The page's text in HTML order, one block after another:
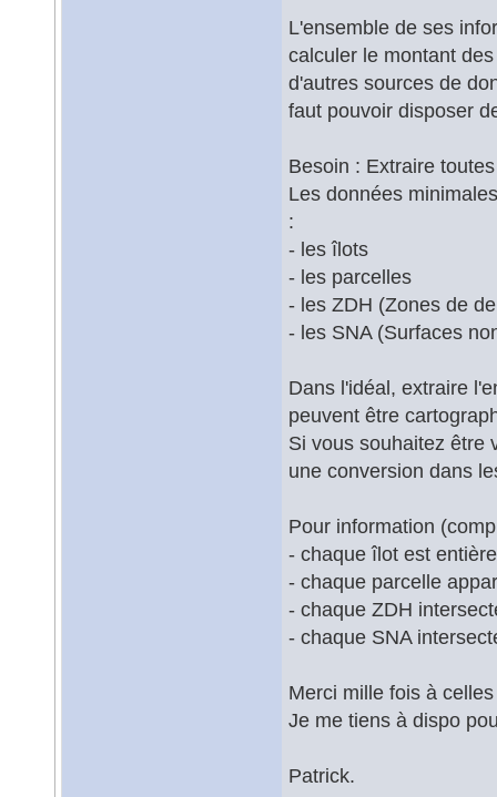
L'ensemble de ses
calculer le montant
d'autres sources de
faut pouvoir disposer
Besoin : Extraire
Les données
:
- les îlots
- les parcelles
- les ZDH (Zones de
- les SNA (Surfaces
Dans l'idéal, extraire
peuvent être
Si vous souhaitez être
une conversion dans
Pour information
- chaque îlot est
- chaque parcelle
- chaque ZDH
- chaque SNA
Merci mille fois à
Je me tiens à dispo
Patrick.